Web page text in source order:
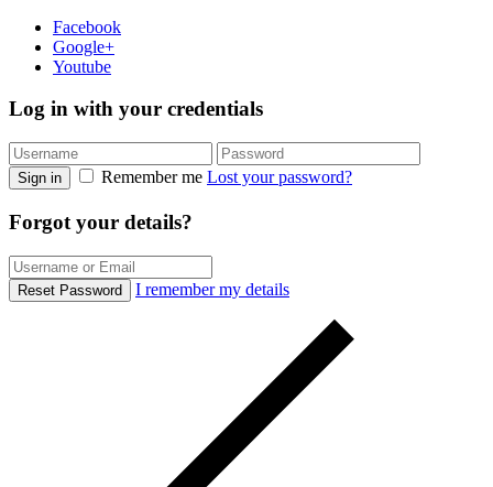
Facebook
Google+
Youtube
Log in with your credentials
Sign in Remember me Lost your password?
Forgot your details?
Reset Password I remember my details